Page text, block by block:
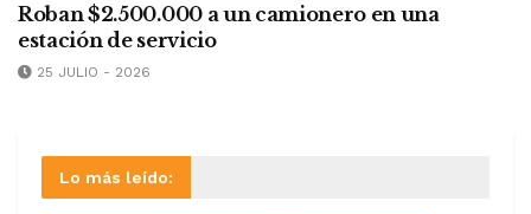
Roban $2.500.000 a un camionero en una
estación de servicio
25 JULIO - 2026
Lo más leído: